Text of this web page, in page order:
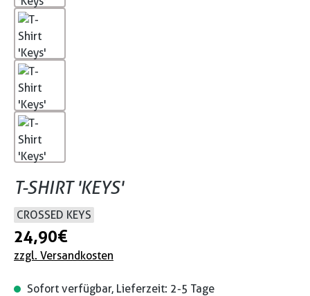
T-SHIRT 'KEYS'
CROSSED KEYS
24,90 €
zzgl. Versandkosten
Sofort verfügbar, Lieferzeit: 2-5 Tage